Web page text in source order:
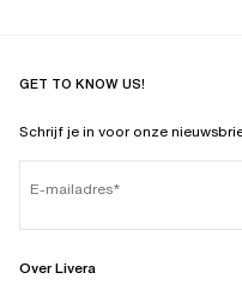
GET TO KNOW US!
Schrijf je in voor onze
E-mailadres
Over Livera